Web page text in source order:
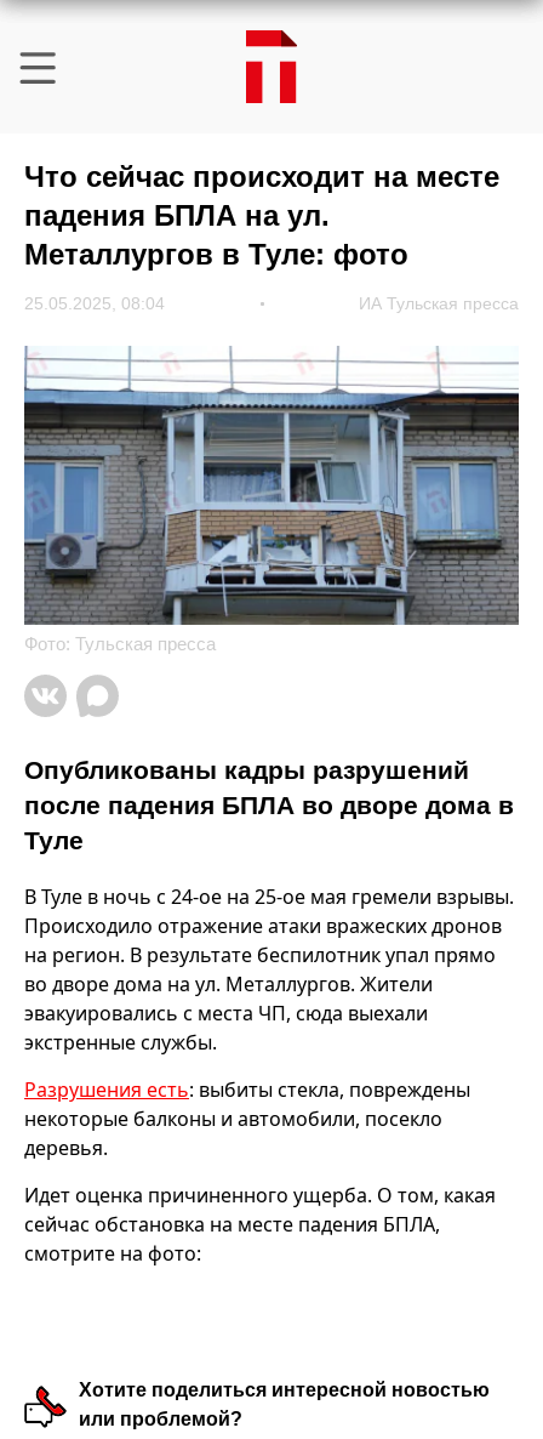
Что сейчас происходит на месте
падения БПЛА на ул.
Металлургов в Туле: фото
25.05.2025, 08:04 ИА Тульская пресса
Фото: Тульская пресса
Опубликованы кадры разрушений
после падения БПЛА во дворе дома в
Туле
В Туле в ночь с 24-ое на 25-ое мая гремели взрывы.
Происходило отражение атаки вражеских дронов
на регион. В результате беспилотник упал прямо
во дворе дома на ул. Металлургов. Жители
эвакуировались с места ЧП, сюда выехали
экстренные службы.
Разрушения есть: выбиты стекла, повреждены
некоторые балконы и автомобили, посекло
деревья.
Идет оценка причиненного ущерба. О том, какая
сейчас обстановка на месте падения БПЛА,
смотрите на фото:
Хотите поделиться интересной новостью
или проблемой?